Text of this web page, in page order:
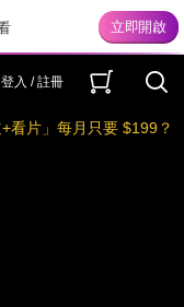
登入 / 註冊
+看片」每月只要 $199？